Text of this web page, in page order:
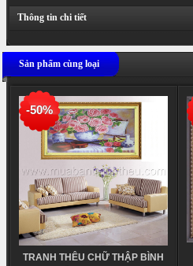
Thông tin chi tiết
Sản phẩm cùng loại
-50%
TRANH THÊU CHỮ THẬP BÌNH